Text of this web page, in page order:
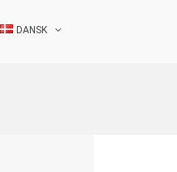
DANSK